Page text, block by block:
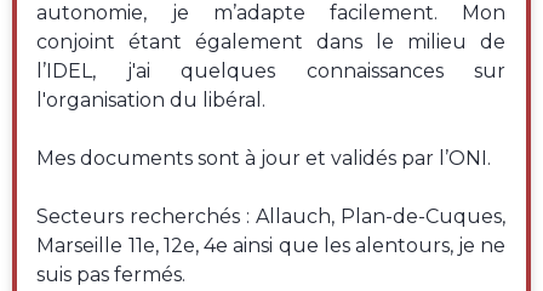
autonomie, je m’adapte facilement. Mon
conjoint étant également dans le milieu de
l’IDEL, j'ai quelques connaissances sur
l'organisation du libéral.
Mes documents sont à jour et validés par l’ONI.
Secteurs recherchés : Allauch, Plan-de-Cuques,
Marseille 11e, 12e, 4e ainsi que les alentours, je ne
suis pas fermés.